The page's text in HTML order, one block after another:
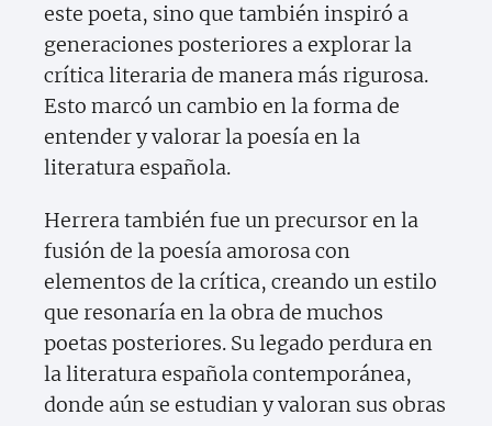
este poeta, sino que también inspiró a
generaciones posteriores a explorar la
crítica literaria de manera más rigurosa.
Esto marcó un cambio en la forma de
entender y valorar la poesía en la
literatura española.
Herrera también fue un precursor en la
fusión de la poesía amorosa con
elementos de la crítica, creando un estilo
que resonaría en la obra de muchos
poetas posteriores. Su legado perdura en
la literatura española contemporánea,
donde aún se estudian y valoran sus obras